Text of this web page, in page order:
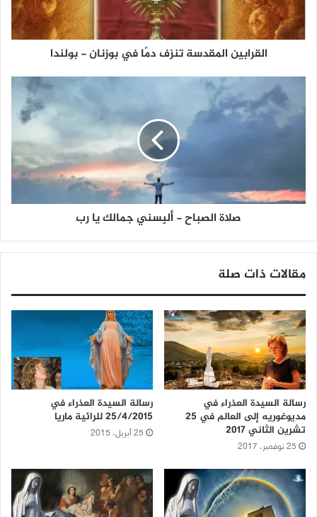
القرابين المقدسة تنزف دمًا في بوزنان - بولندا
صلاة الصباح - ألبِسني جمالك يا رب
مقالات ذات صلة
رسالة السيدة العذراء في
مديوغوريه إلى العالم في 25
تشرين الثاني 2017
25 نوفمبر، 2017
رسالة السيدة العذراء في
25/4/2015 للرائية ماريا
25 أبريل، 2015